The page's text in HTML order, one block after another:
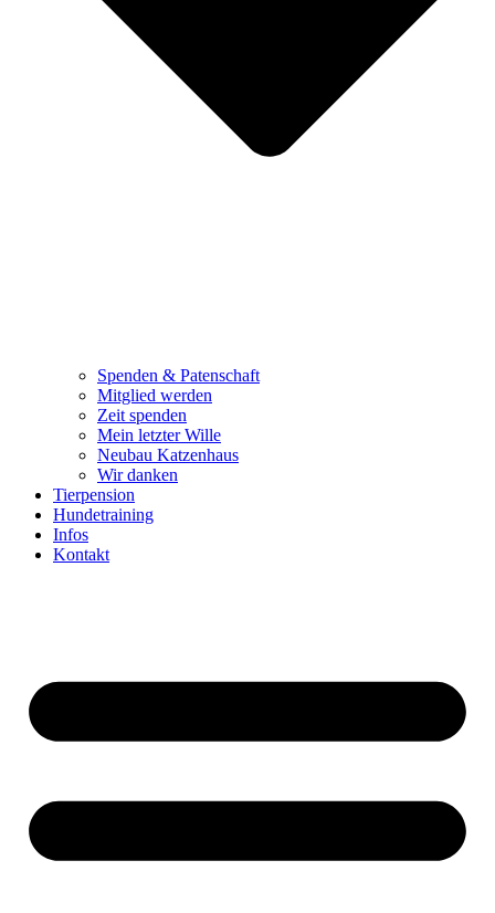
Spenden & Patenschaft
Mitglied werden
Zeit spenden
Mein letzter Wille
Neubau Katzenhaus
Wir danken
Tierpension
Hundetraining
Infos
Kontakt